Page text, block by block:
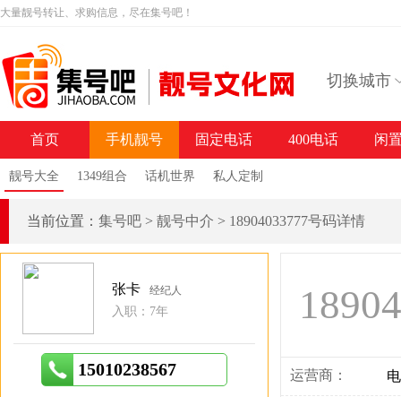
大量靓号转让、求购信息，尽在集号吧！
切换城市
首页 手机靓号
靓号大全 1349组合 话机世界 私人定制
固定电话 400电话 闲
当前位置： 集号吧 > 靓号中介 > 18904033777号码详情
运营商：
张卡 经纪人
入职：7年
15010238567